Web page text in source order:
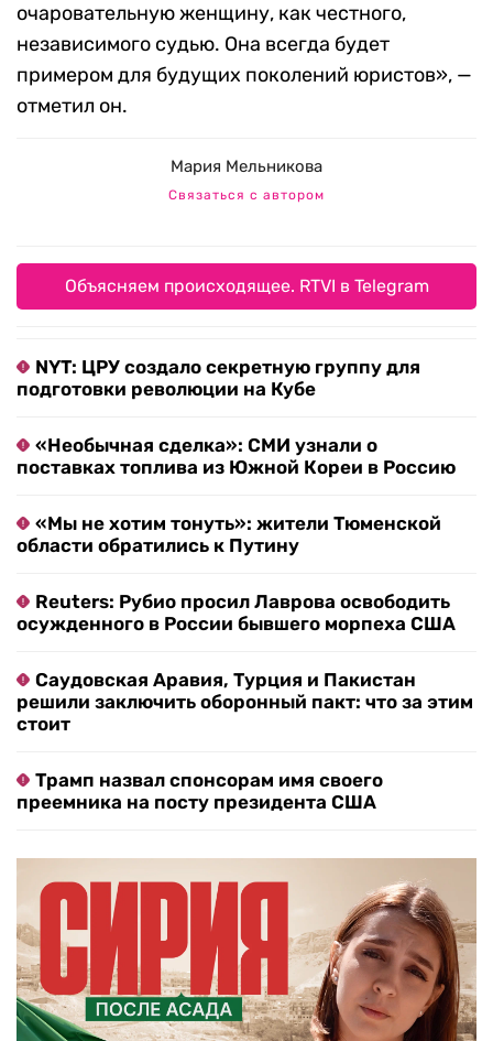
очаровательную женщину, как честного,
независимого судью. Она всегда будет
примером для будущих поколений юристов», —
отметил он.
Мария Мельникова
Связаться с автором
Объясняем происходящее. RTVI в Telegram
NYT: ЦРУ создало секретную группу для
подготовки революции на Кубе
«Необычная сделка»: СМИ узнали о
поставках топлива из Южной Кореи в Россию
«Мы не хотим тонуть»: жители Тюменской
области обратились к Путину
Reuters: Рубио просил Лаврова освободить
осужденного в России бывшего морпеха США
Саудовская Аравия, Турция и Пакистан
решили заключить оборонный пакт: что за этим
стоит
Трамп назвал спонсорам имя своего
преемника на посту президента США